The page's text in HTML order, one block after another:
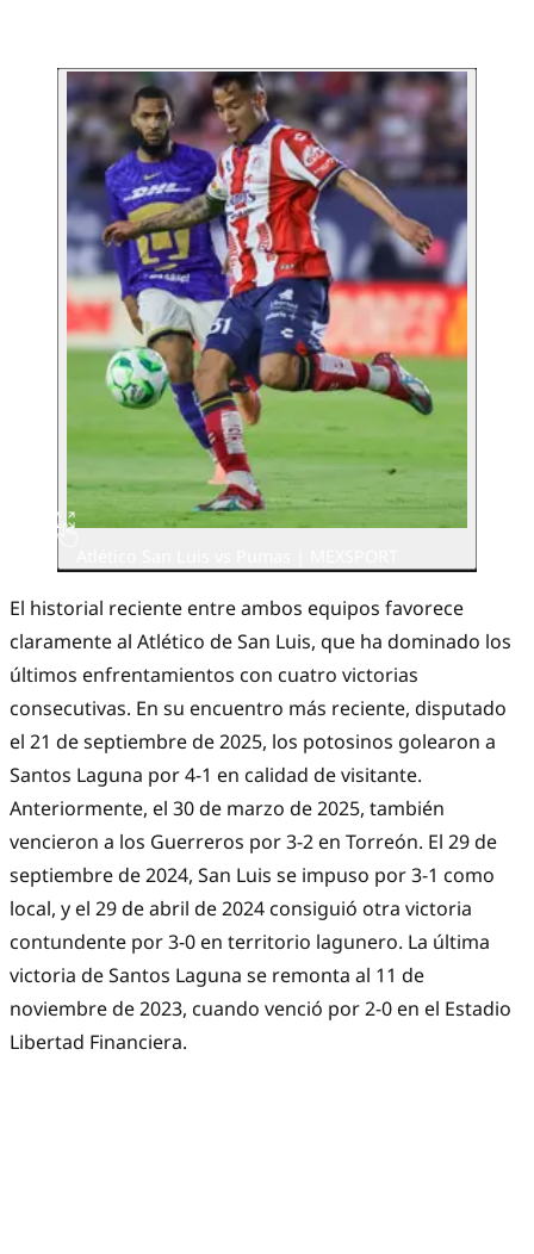
El historial reciente entre ambos equipos favorece
claramente al Atlético de San Luis, que ha dominado los
últimos enfrentamientos con cuatro victorias
consecutivas. En su encuentro más reciente, disputado
el 21 de septiembre de 2025, los potosinos golearon a
Santos Laguna por 4-1 en calidad de visitante.
Anteriormente, el 30 de marzo de 2025, también
vencieron a los Guerreros por 3-2 en Torreón. El 29 de
septiembre de 2024, San Luis se impuso por 3-1 como
local, y el 29 de abril de 2024 consiguió otra victoria
contundente por 3-0 en territorio lagunero. La última
victoria de Santos Laguna se remonta al 11 de
noviembre de 2023, cuando venció por 2-0 en el Estadio
Libertad Financiera.